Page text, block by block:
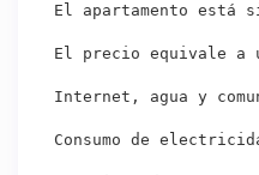
El apartamento está
El precio equivale a
Internet, agua y
Consumo de